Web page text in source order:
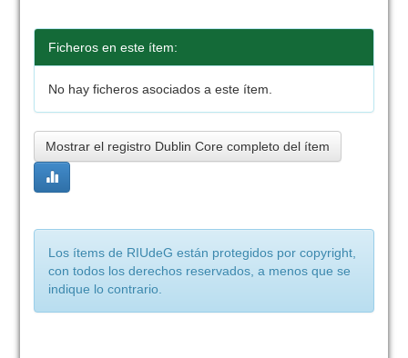
Ficheros en este ítem:
No hay ficheros asociados a este ítem.
Mostrar el registro Dublin Core completo del ítem
Los ítems de RIUdeG están protegidos por copyright,
con todos los derechos reservados, a menos que se
indique lo contrario.